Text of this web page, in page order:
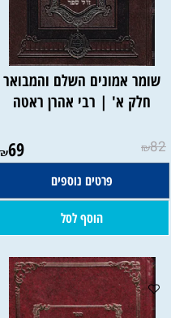
שומר אמונים השלם והמבואר
חלק א' | רבי אהרן ראטה
₪82
₪69
פרטים נוספים
הוסף לסל